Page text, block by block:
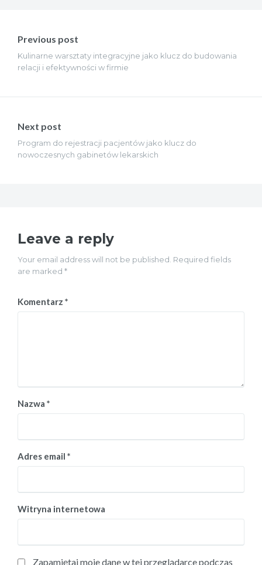
wpisu
Previous post
Kulinarne warsztaty integracyjne jako klucz do budowania
relacji i efektywności w firmie
Next post
Program do rejestracji pacjentów jako klucz do
nowoczesnych gabinetów lekarskich
Leave a reply
Your email address will not be published. Required fields
are marked *
Komentarz *
Nazwa *
Adres email *
Witryna internetowa
Zapamiętaj moje dane w tej przeglądarce podczas